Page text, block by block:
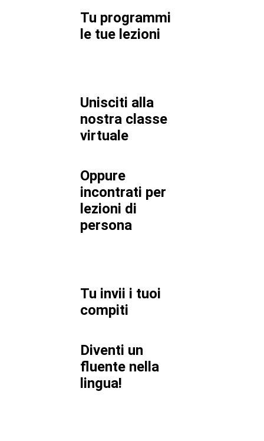
Tu programmi
le tue lezioni
Unisciti alla
nostra classe
virtuale
Oppure
incontrati per
lezioni di
persona
Tu invii i tuoi
compiti
Diventi un
fluente nella
lingua!